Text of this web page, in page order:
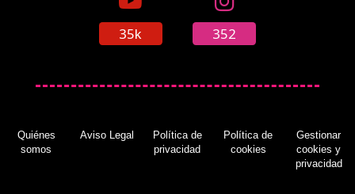
35k 352
Quiénes
somos
Aviso Legal
Política de
privacidad
Política de
cookies
Gestionar
cookies y
privacidad